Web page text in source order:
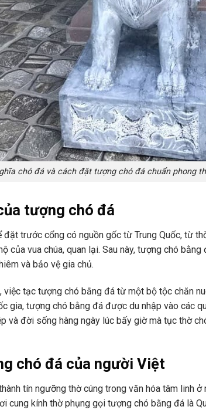
chó đá và cách đặt tượng chó đá chuẩn phong
tượng chó đá
trước cổng có nguồn gốc từ Trung Quốc, từ
của vua chúa, quan lại. Sau này, tượng chó
và bảo vệ gia chủ.
việc tạc tượng chó bằng đá từ một bộ tộc chăn
gia, tượng chó bằng đá được du nhập vào các
và đời sống hàng ngày lúc bấy giờ mà tục thờ
chó đá của người Việt
tín ngưỡng thờ cúng trong văn hóa tâm linh
cung kính thờ phụng gọi tượng chó bằng đá là